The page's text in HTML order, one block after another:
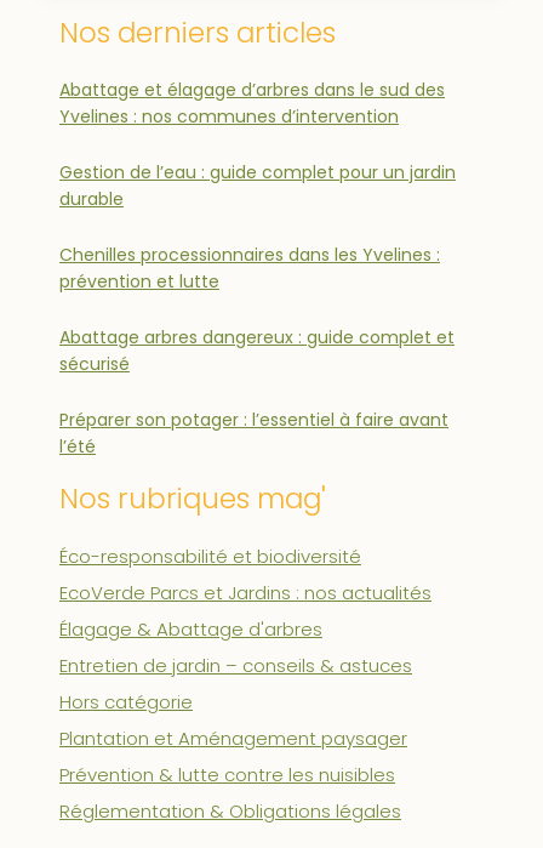
Nos derniers articles
Abattage et élagage d’arbres dans le sud des
Yvelines : nos communes d’intervention
Gestion de l’eau : guide complet pour un jardin
durable
Chenilles processionnaires dans les Yvelines :
prévention et lutte
Abattage arbres dangereux : guide complet et
sécurisé
Préparer son potager : l’essentiel à faire avant
l’été
Nos rubriques mag'
Éco-responsabilité et biodiversité
EcoVerde Parcs et Jardins : nos actualités
Élagage & Abattage d'arbres
Entretien de jardin – conseils & astuces
Hors catégorie
Plantation et Aménagement paysager
Prévention & lutte contre les nuisibles
Réglementation & Obligations légales